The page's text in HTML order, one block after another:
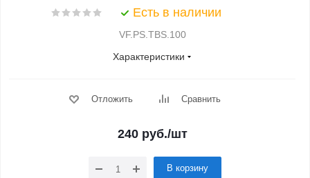
Есть в наличии
VF.PS.TBS.100
Характеристики
Отложить Сравнить
240 руб./шт
В корзину